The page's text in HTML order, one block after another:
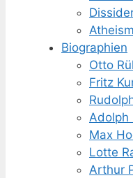
Biographien
Otto
Fritz
Adolph
Max
Lotte
Arthur